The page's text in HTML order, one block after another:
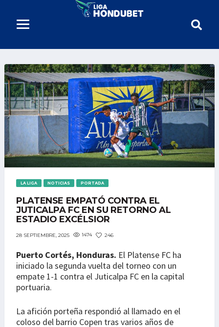
LA LIGA NOTICIAS PORTADA
PLATENSE EMPATÓ CONTRA EL
JUTICALPA FC EN SU RETORNO AL
ESTADIO EXCÉLSIOR
28 SEPTIEMBRE, 2025 1474 246
Puerto Cortés, Honduras. El Platense FC ha
iniciado la segunda vuelta del torneo con un
empate 1-1 contra el Juticalpa FC en la capital
portuaria.
La afición porteña respondió al llamado en el
coloso del barrio Copen tras varios años de